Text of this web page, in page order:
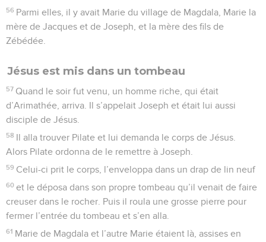
56 Parmi elles, il y avait Marie du village de Magdala, Marie la
mère de Jacques et de Joseph, et la mère des fils de
Zébédée.
Jésus est mis dans un tombeau
57 Quand le soir fut venu, un homme riche, qui était
d’Arimathée, arriva. Il s’appelait Joseph et était lui aussi
disciple de Jésus.
58 Il alla trouver Pilate et lui demanda le corps de Jésus.
Alors Pilate ordonna de le remettre à Joseph.
59 Celui-ci prit le corps, l’enveloppa dans un drap de lin neuf
60 et le déposa dans son propre tombeau qu’il venait de faire
creuser dans le rocher. Puis il roula une grosse pierre pour
fermer l’entrée du tombeau et s’en alla.
61 Marie de Magdala et l’autre Marie étaient là, assises en